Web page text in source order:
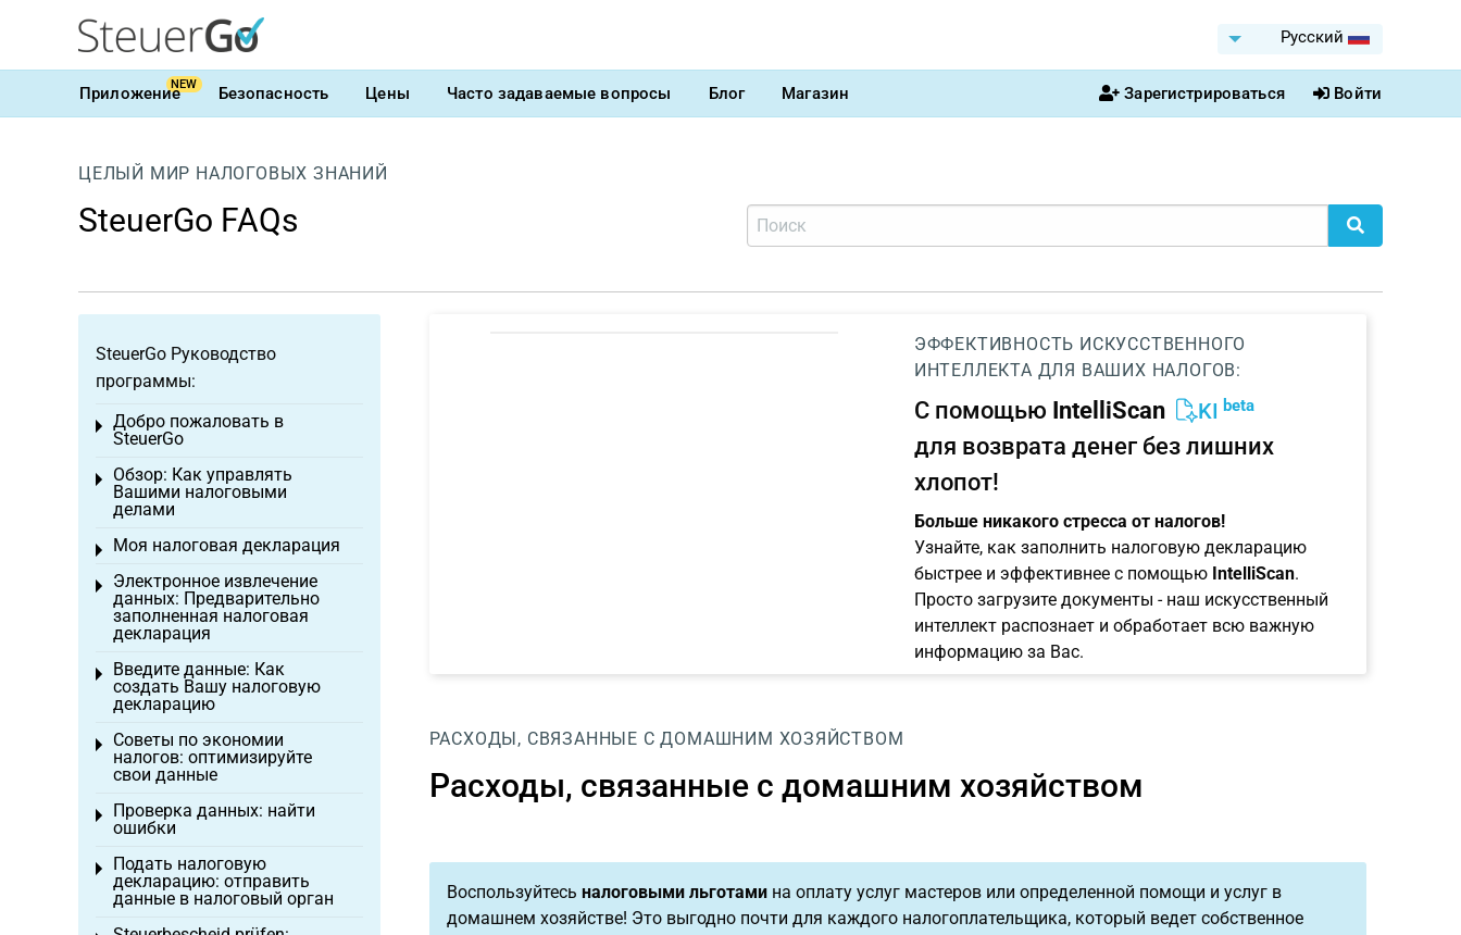
Pусский
ПриложениеNEW Безопасность Цены Часто задаваемые вопросы Блог Магазин Зарегистрироваться Войти
ЦЕЛЫЙ МИР НАЛОГОВЫХ ЗНАНИЙ
SteuerGo FAQs
ЭФФЕКТИВНОСТЬ ИСКУССТВЕННОГО
ИНТЕЛЛЕКТА ДЛЯ ВАШИХ НАЛОГОВ:
С помощью IntelliScan KI beta
для возврата денег без лишних
хлопот!
Больше никакого стресса от налогов!
Узнайте, как заполнить налоговую декларацию
быстрее и эффективнее с помощью IntelliScan.
Просто загрузите документы - наш искусственный
интеллект распознает и обработает всю важную
информацию за Вас.
РАСХОДЫ, СВЯЗАННЫЕ С ДОМАШНИМ ХОЗЯЙСТВОМ
Расходы, связанные с домашним хозяйством
Воспользуйтесь налоговыми льготамина оплату услуг мастеров или определенной помощи и услуг в
домашнем хозяйстве! Это выгодно почти для каждого налогоплательщика, который ведет собственное
SteuerGo Руководство
программы:
Добро пожаловать в
SteuerGo
Toggle menu
Обзор: Как управлять
Вашими налоговыми
делами
Toggle menu
Моя налоговая декларация
Toggle menu
Электронное извлечение
данных: Предварительно
заполненная налоговая
декларация
Toggle menu
Введите данные: Как
создать Вашу налоговую
декларацию
Toggle menu
Советы по экономии
налогов: оптимизируйте
свои данные
Toggle menu
Проверка данных: найти
ошибки
Toggle menu
Подать налоговую
декларацию: отправить
данные в налоговый орган
Toggle menu